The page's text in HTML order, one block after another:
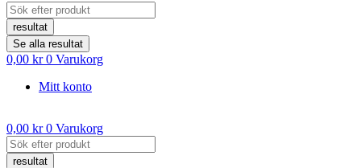
Search
...resultat
Se alla resultat
0,00 kr 0 Varukorg
Mitt konto
0,00 kr 0 Varukorg
Search
...resultat